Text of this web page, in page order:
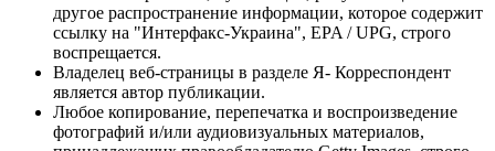
другое распространение информации, которое содержит
ссылку на "Интерфакс-Украина", EPA / UPG, строго
воспрещается.
Владелец веб-страницы в разделе Я- Корреспондент
является автор публикации.
Любое копирование, перепечатка и воспроизведение
фотографий и/или аудиовизуальных материалов,